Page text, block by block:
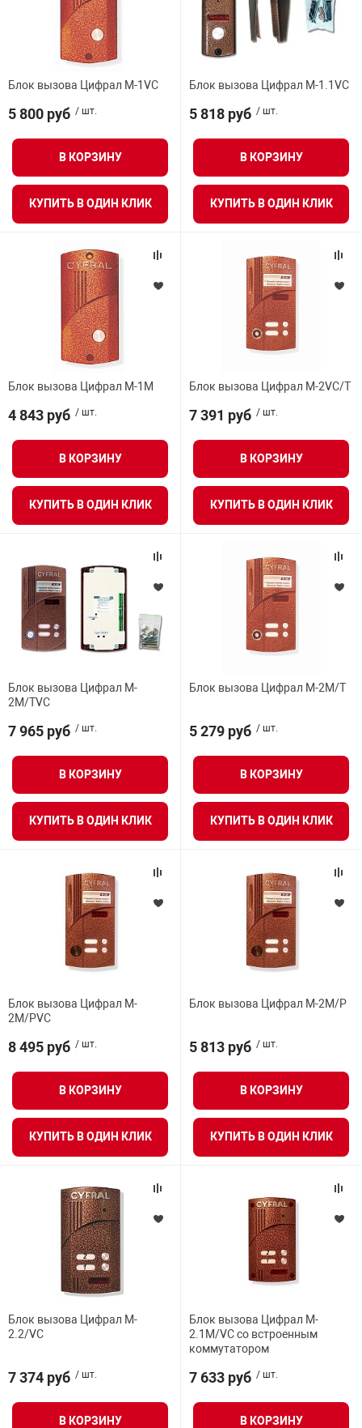
Блок вызова Цифрал М-1VC
5 800 руб / шт.
В КОРЗИНУ
КУПИТЬ В ОДИН КЛИК
Блок вызова Цифрал М-1.1VC
5 818 руб / шт.
В КОРЗИНУ
КУПИТЬ В ОДИН КЛИК
Блок вызова Цифрал M-1M
4 843 руб / шт.
В КОРЗИНУ
КУПИТЬ В ОДИН КЛИК
Блок вызова Цифрал M-2VC/T
7 391 руб / шт.
В КОРЗИНУ
КУПИТЬ В ОДИН КЛИК
Блок вызова Цифрал M-
2M/TVC
7 965 руб / шт.
В КОРЗИНУ
КУПИТЬ В ОДИН КЛИК
Блок вызова Цифрал M-2M/T
5 279 руб / шт.
В КОРЗИНУ
КУПИТЬ В ОДИН КЛИК
Блок вызова Цифрал M-
2M/PVC
8 495 руб / шт.
В КОРЗИНУ
КУПИТЬ В ОДИН КЛИК
Блок вызова Цифрал M-2M/P
5 813 руб / шт.
В КОРЗИНУ
КУПИТЬ В ОДИН КЛИК
Блок вызова Цифрал M-
2.2/VC
7 374 руб / шт.
В КОРЗИНУ
Блок вызова Цифрал M-
2.1M/VC со встроенным
коммутатором
7 633 руб / шт.
В КОРЗИНУ